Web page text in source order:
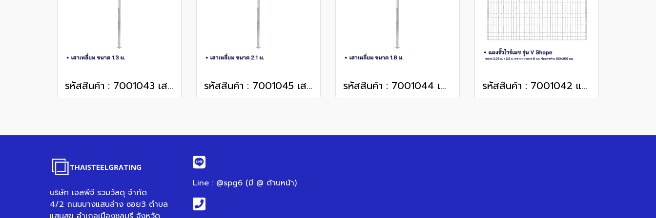
รหัสสินค้า : 7001043 เสาเหลี่ยม 1.3 m. รหัสสินค้า : 7001045 เสาเหลี่ยม 2.1 m. รหัสสินค้า : 7001044 เสาเหลี่ยม 1.6 m. รหัสสินค้า : 7001042 แผงรั้วไวร์เมช ขนาด 2.03 x 2.5 m.
บริษัท เอสพีจี รวมวัสดุ จำกัด
4/2 ถนนบางแสนล่าง ซอย3 ตำบล
Line : @spg6 (มี @ ด้านหน้า)